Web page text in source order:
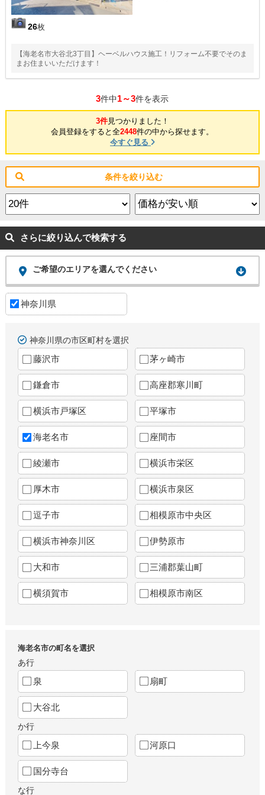
26枚
【海老名市大谷北3丁目】ヘーベルハウス施工！リフォーム不要でそのま
まお住まいいただけます！
3件中1～3件を表示
3件見つかりました！
会員登録をすると全2448件の中から探せます。
今すぐ見る
条件を絞り込む
さらに絞り込んで検索する
ご希望のエリアを選んでください
神奈川県
神奈川県の市区町村を選択
藤沢市 茅ヶ崎市
鎌倉市 高座郡寒川町
横浜市戸塚区 平塚市
海老名市 座間市
綾瀬市 横浜市栄区
厚木市 横浜市泉区
逗子市 相模原市中央区
横浜市神奈川区 伊勢原市
大和市 三浦郡葉山町
横須賀市 相模原市南区
海老名市の町名を選択
あ行
泉 扇町
大谷北
か行
上今泉 河原口
国分寺台
な行